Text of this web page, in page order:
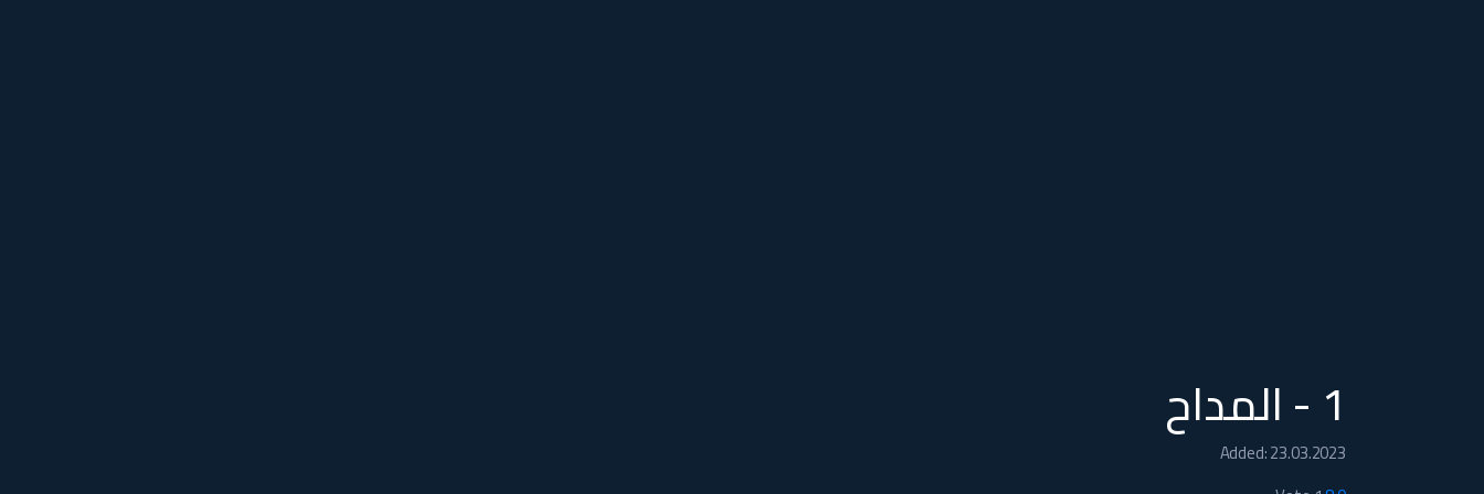
1 - المداح
Added: 23.03.2023